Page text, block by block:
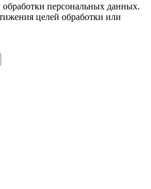
персональных данных.
целей обработки или